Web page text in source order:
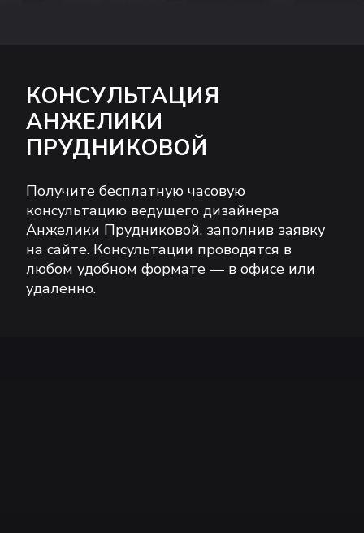
КОНСУЛЬТАЦИЯ
АНЖЕЛИКИ
ПРУДНИКОВОЙ
Получите бесплатную часовую
консультацию ведущего дизайнера
Анжелики Прудниковой, заполнив заявку
на сайте. Консультации проводятся в
любом удобном формате — в офисе или
удаленно.